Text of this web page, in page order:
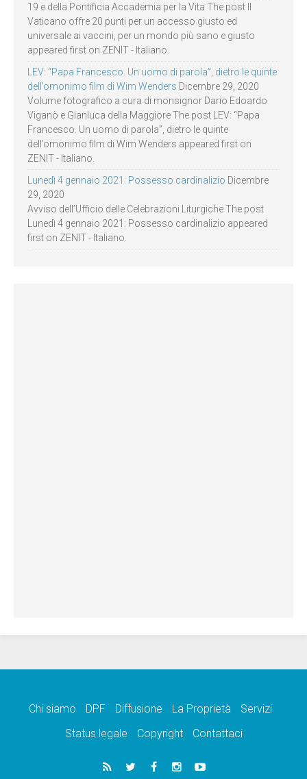
19 e della Pontificia Accademia per la Vita The post Il
Vaticano offre 20 punti per un accesso giusto ed
universale ai vaccini, per un mondo più sano e giusto
appeared first on ZENIT - Italiano.
LEV: “Papa Francesco. Un uomo di parola”, dietro le quinte
dell’omonimo film di Wim Wenders Dicembre 29, 2020
Volume fotografico a cura di monsignor Dario Edoardo
Viganò e Gianluca della Maggiore The post LEV: “Papa
Francesco. Un uomo di parola”, dietro le quinte
dell’omonimo film di Wim Wenders appeared first on
ZENIT - Italiano.
Lunedì 4 gennaio 2021: Possesso cardinalizio Dicembre
29, 2020
Avviso dell’Ufficio delle Celebrazioni Liturgiche The post
Lunedì 4 gennaio 2021: Possesso cardinalizio appeared
first on ZENIT - Italiano.
Chi siamo DPF Diffusione La Proprietà
Servizi
Status legale
Copyright Contattaci